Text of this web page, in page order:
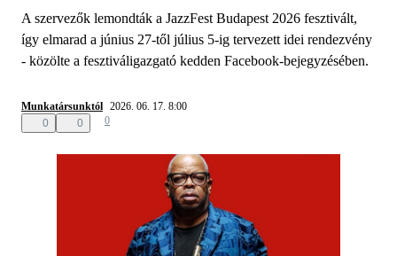
A szervezők lemondták a JazzFest Budapest 2026 fesztivált,
így elmarad a június 27-től július 5-ig tervezett idei rendezvény
- közölte a fesztiváligazgató kedden Facebook-bejegyzésében.
Munkatársunktól 2026. 06. 17. 8:00
0
0 0